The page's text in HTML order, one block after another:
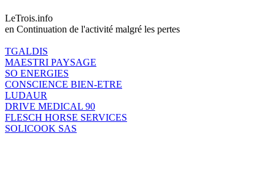
LeTrois.info
en Continuation de l'activité malgré les pertes
TGALDIS
MAESTRI PAYSAGE
SO ENERGIES
CONSCIENCE BIEN-ETRE
LUDAUR
DRIVE MEDICAL 90
FLESCH HORSE SERVICES
SOLICOOK SAS